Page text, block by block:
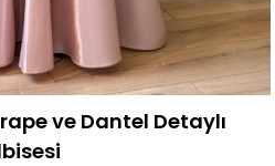
ve Dantel Detaylı